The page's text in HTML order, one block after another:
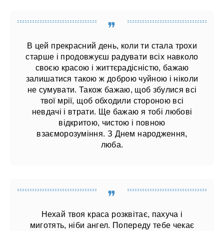
В цей прекрасний день, коли ти стала трохи
старше і продовжуєш радувати всіх навколо
своєю красою і життєрадісністю, бажаю
залишатися такою ж доброю чуйною і ніколи
не сумувати. Також бажаю, щоб збулися всі
твої мрії, щоб обходили стороною всі
невдачі і втрати. Ще бажаю я тобі любові
відкритою, чистою і повною
взаєморозуміння. З Днем народження,
люба.
Нехай твоя краса розквітає, пахуча і
миготять, ніби ангел. Попереду тебе чекає